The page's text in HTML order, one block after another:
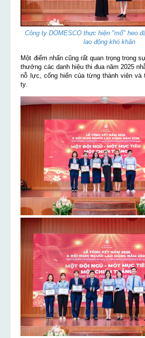
Công ty DOMESCO thực hiện "mổ" heo
lao động khó khăn
Một điểm nhấn cũng rất quan trọng trong
thưởng các danh hiệu thi đua năm 2025
nỗ lực, cống hiến của từng thành viên và
ty.